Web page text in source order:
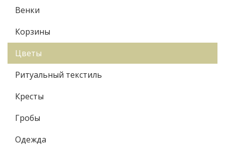
Венки
Корзины
Цветы
Ритуальный текстиль
Кресты
Гробы
Одежда